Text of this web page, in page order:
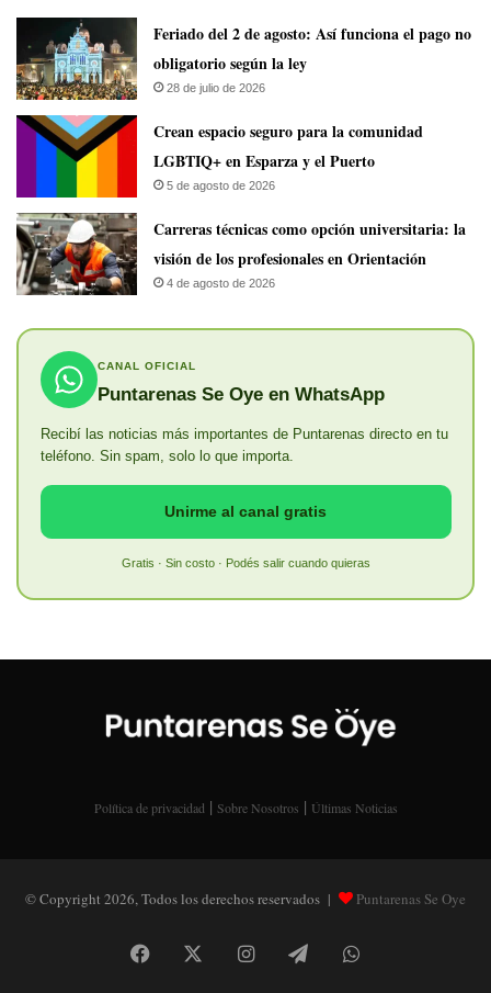
Feriado del 2 de agosto: Así funciona el pago no
obligatorio según la ley
28 de julio de 2026
Crean espacio seguro para la comunidad
LGBTIQ+ en Esparza y el Puerto
5 de agosto de 2026
Carreras técnicas como opción universitaria: la
visión de los profesionales en Orientación
4 de agosto de 2026
CANAL OFICIAL
Puntarenas Se Oye en WhatsApp
Recibí las noticias más importantes de Puntarenas directo en tu
teléfono. Sin spam, solo lo que importa.
Unirme al canal gratis
Gratis · Sin costo · Podés salir cuando quieras
Política de privacidad | Sobre Nosotros | Últimas Noticias
© Copyright 2026, Todos los derechos reservados | Puntarenas Se Oye
Facebook InstagramTelegramWhatsApp